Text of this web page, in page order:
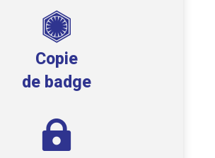

Copie
de badge
